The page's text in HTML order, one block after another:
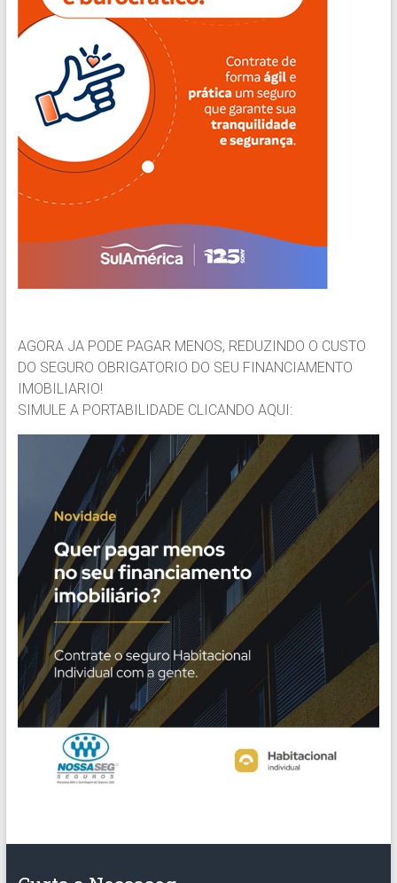
AGORA JA PODE PAGAR MENOS, REDUZINDO O CUSTO
DO SEGURO OBRIGATORIO DO SEU FINANCIAMENTO
IMOBILIARIO!
SIMULE A PORTABILIDADE CLICANDO AQUI: